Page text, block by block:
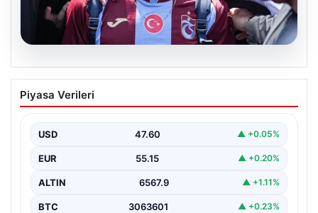
Mohamed Salah Trabzon’da Coşkuyla
Karşılandı
ilgi ve büyük heyecan eşliğinde Trabzon’a geldi.
Dünyaca…
Piyasa Verileri
USD 47.60 ▲ +0.05%
EUR 55.15 ▲ +0.20%
ALTIN 6567.9 ▲ +1.11%
BTC 3063601 ▲ +0.23%